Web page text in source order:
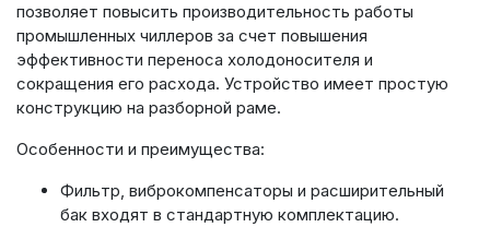
позволяет повысить производительность работы
промышленных чиллеров за счет повышения
эффективности переноса холодоносителя и
сокращения его расхода. Устройство имеет простую
конструкцию на разборной раме.
Особенности и преимущества:
Фильтр, виброкомпенсаторы и расширительный
бак входят в стандартную комплектацию.